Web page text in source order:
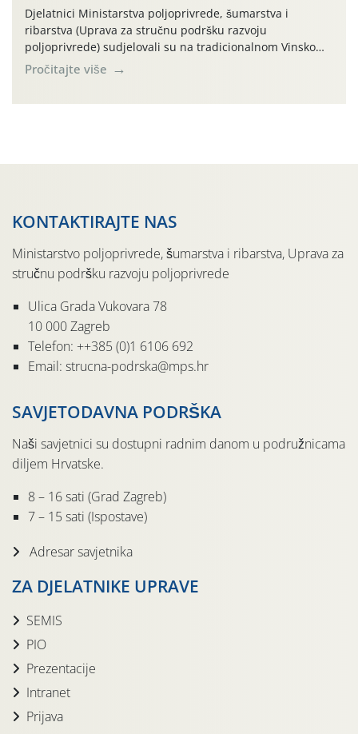
Djelatnici Ministarstva poljoprivrede, šumarstva i
ribarstva (Uprava za stručnu podršku razvoju
poljoprivrede) sudjelovali su na tradicionalnom Vinskom
forumu, održanom 24.07.2026. godine u Domu vinarske
tradicije u Putnikovićima na poluotoku Pelješcu, u
Pročitajte više
KONTAKTIRAJTE NAS
Ministarstvo poljoprivrede, šumarstva i ribarstva, Uprava za
stručnu podršku razvoju poljoprivrede
Ulica Grada Vukovara 78
10 000 Zagreb
Telefon: ++385 (0)1 6106 692
Email: strucna-podrska@mps.hr
SAVJETODAVNA PODRŠKA
Naši savjetnici su dostupni radnim danom u podružnicama
diljem Hrvatske.
8 – 16 sati (Grad Zagreb)
7 – 15 sati (Ispostave)
Adresar savjetnika
ZA DJELATNIKE UPRAVE
SEMIS
PIO
Prezentacije
Intranet
Prijava